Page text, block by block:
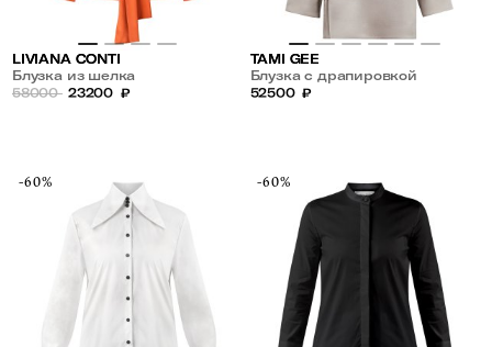
LIVIANA CONTI
Блузка из шелка
58000 23200 ₽
TAMI GEE
Блузка с драпировкой
52500 ₽
-60% -60%